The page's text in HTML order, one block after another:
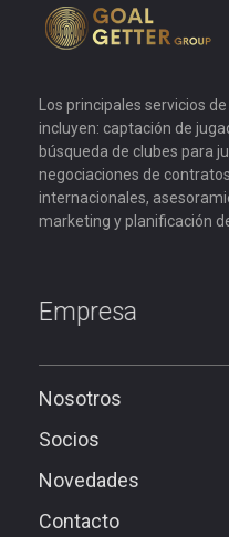
Los principales servicios de
incluyen: captación de
búsqueda de clubes para
negociaciones de
internacionales,
marketing y planificación
Empresa
Nosotros
Socios
Novedades
Contacto